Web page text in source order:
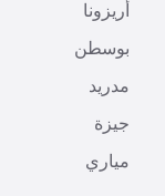
أريزونا
بوسطن
مدريد
جيزة
مياري